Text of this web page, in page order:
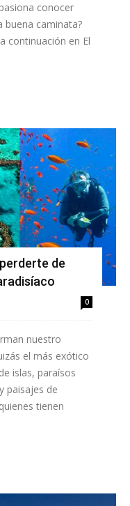
conocer
buena caminata?
continuación en El
de
0
nuestro
el más exótico
islas, paraísos
paisajes de
tienen